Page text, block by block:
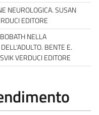
NEUROLOGICA. SUSAN
EDITORE
NELLA
BENTE E.
VERDUCI EDITORE